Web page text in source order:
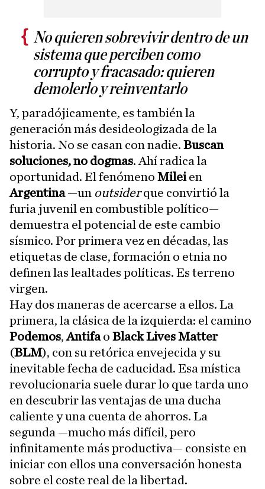
No quieren sobrevivir dentro de un
sistema que perciben como
corrupto y fracasado: quieren
demolerlo y reinventarlo
Y, paradójicamente, es también la
generación más desideologizada de la
historia. No se casan con nadie. Buscan
soluciones, no dogmas. Ahí radica la
oportunidad. El fenómeno Mileien
Argentina—un outsiderque convirtió la
furia juvenil en combustible político—
demuestra el potencial de este cambio
sísmico. Por primera vez en décadas, las
etiquetas de clase, formación o etnia no
definen las lealtades políticas. Es terreno
virgen.
Hay dos maneras de acercarse a ellos. La
primera, la clásica de la izquierda: el camino
Podemos,Antifao Black Lives Matter
(BLM), con su retórica envejecida y su
inevitable fecha de caducidad. Esa mística
revolucionaria suele durar lo que tarda uno
en descubrir las ventajas de una ducha
caliente y una cuenta de ahorros. La
segunda —mucho más difícil, pero
infinitamente más productiva— consiste en
iniciar con ellos una conversación honesta
sobre el coste real de la libertad.